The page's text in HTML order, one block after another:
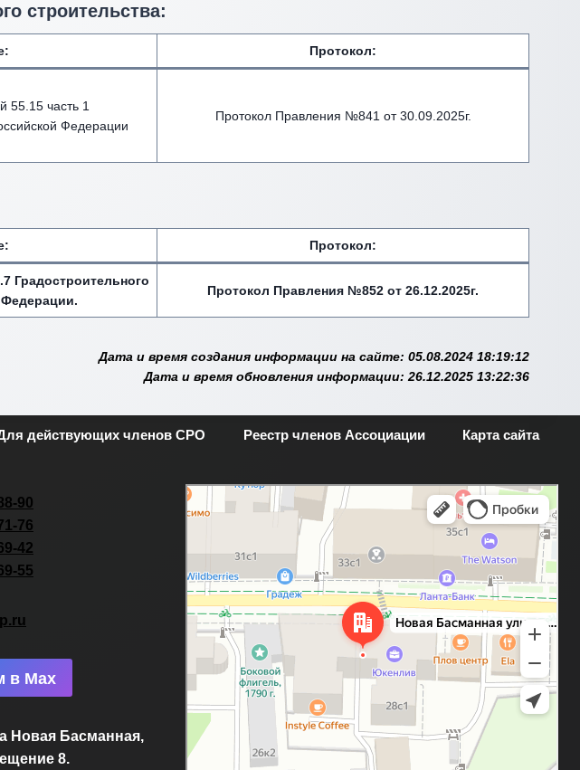
строительства:
Протокол:
55.15 часть 1
Федерации
Протокол Правления №841 от 30.09.2025г.
Протокол:
Градостроительного
Федерации.
Протокол Правления №852 от 26.12.2025г.
Дата и время создания информации на сайте: 05.08.2024 18:19:12
Дата и время обновления информации: 26.12.2025 13:22:36
действующих членов СРО Реестр членов Ассоциации Карта сайта
90
76
42
55
в Max
Новая Басманная,
8.
Москва
Новая Басманная улица, 28с1 — Яндекс.Карты